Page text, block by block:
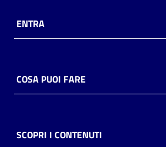
Seguici
su
ENTRA
COSA PUOI FARE
SCOPRI I CONTENUTI